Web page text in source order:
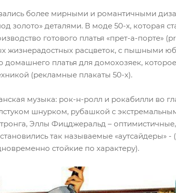
более мирными и романтичными
деталями. В моде 50-х, которая
готового платья «прет-а-порте»
жизнерадостных расцветок, с пышными
платья для домохозяек,
(рекламные плакаты 50-х).
музыка: рок-н-ролл и рокабилли во
шнурком, рубашкой с
Эллы Фицджеральд –
так называемые «аутсайдеры» -
стойкие по характеру).